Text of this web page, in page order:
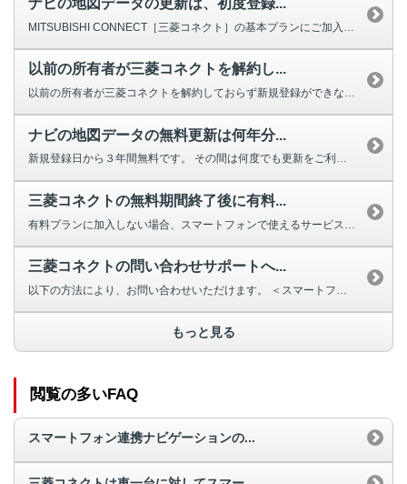
ナビの地図データの更新は、初度登録...
以前の所有者が三菱コネクトを解約し...
以前の所有者が三菱コネクトを解約しておらず新規登録ができない場合は、三菱自...
ナビの地図データの無料更新は何年分...
新規登録日から３年間無料です。 その間は何度でも更新をご利用いただけます...
三菱コネクトの無料期間終了後に有料...
三菱コネクトの問い合わせサポートへ...
以下の方法により、お問い合わせいただけます。 ＜スマートフォン連携ナ...
もっと見る
閲覧の多いFAQ
スマートフォン連携ナビゲーションの...